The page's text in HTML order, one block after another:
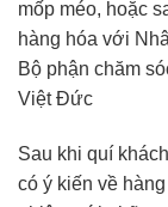
mốp méo, hoặc
hàng hóa với
Bộ phận chăm
Việt Đức
Sau khi quí
có ý kiến về